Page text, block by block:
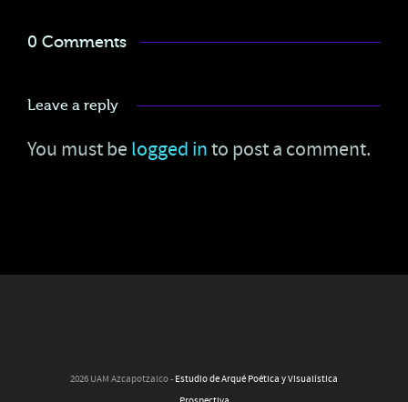
0 Comments
Leave a reply
You must be logged into post a comment.
2026 UAM Azcapotzalco - Estudio de Arqué Poética y Visualística